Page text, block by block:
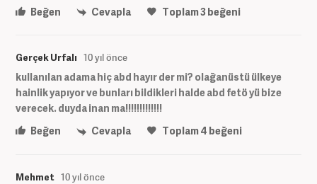
Beğen
Cevapla Toplam3beğeni
Gerçek Urfalı 10 yıl önce
kullanılan adama hiç abd hayır der mi? olağanüstü ülkeye
hainlik yapıyor ve bunları bildikleri halde abd fetö yü bize
verecek. duyda inan ma!!!!!!!!!!!!!
Beğen
Cevapla Toplam4 beğeni
Mehmet 10 yıl önce